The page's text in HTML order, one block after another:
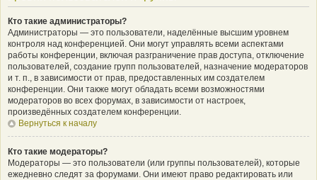
Кто такие администраторы?
Администраторы — это пользователи, наделённые высшим уровнем
контроля над конференцией. Они могут управлять всеми аспектами
работы конференции, включая разграничение прав доступа, отключение
пользователей, создание групп пользователей, назначение модераторов
и т. п., в зависимости от прав, предоставленных им создателем
конференции. Они также могут обладать всеми возможностями
модераторов во всех форумах, в зависимости от настроек,
произведённых создателем конференции.
Вернуться к началу
Кто такие модераторы?
Модераторы — это пользователи (или группы пользователей), которые
ежедневно следят за форумами. Они имеют право редактировать или